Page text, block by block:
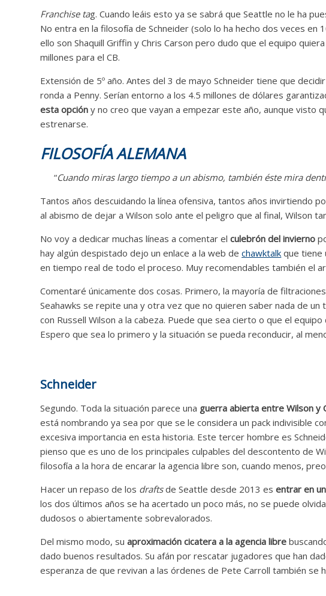
Franchise tag. Cuando leáis esto ya se sabrá que Seattle no le ha
No entra en la filosofía de Schneider (solo lo ha hecho dos veces en
ello son Shaquill Griffin y Chris Carson pero dudo que el equipo
millones para el CB.
Extensión de 5º año. Antes del 3 de mayo Schneider tiene que
ronda a Penny. Serían entorno a los 4.5 millones de dólares
esta opción y no creo que vayan a empezar este año, aunque visto
estrenarse.
FILOSOFÍAALEMANA
“Cuando miras largo tiempo a un abismo, también éste mira
Tantos años descuidando la línea ofensiva, tantos años invirtiendo
al abismo de dejar a Wilson solo ante el peligro que al final, Wilson
No voy a dedicar muchas líneas a comentar elculebrón del invierno
hay algún despistado dejo un enlace a la web dechawktalk que tiene
en tiempo real de todo el proceso. Muy recomendables también el
Comentaré únicamente dos cosas. Primero, la mayoría de
Seahawks se repite una y otra vez que no quieren saber nada de
con Russell Wilson a la cabeza. Puede que sea cierto o que el
Espero que sea lo primero y la situación se pueda reconducir, al
Schneider
Segundo. Toda la situación parece una guerra abierta entre Wilson y
está nombrando ya sea por que se le considera un pack indivisible
excesiva importancia en esta historia. Este tercer hombre es
pienso que es uno de los principales culpables del descontento de
filosofía a la hora de encarar la agencia libre son, cuando menos,
Hacer un repaso de los draftsde Seattle desde 2013 esentrar en
los dos últimos años se ha acertado un poco más, no se puede
dudosos o abiertamente sobrevalorados.
Del mismo modo, suaproximación cicatera a la agencia libre
dado buenos resultados. Su afán por rescatar jugadores que han
esperanza de que revivan a las órdenes de Pete Carroll también se